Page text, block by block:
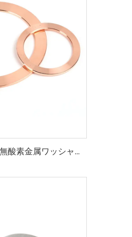
OFC銅シール 超高真空用無酸素金属ワッシャー継手 CF16-CF350 フランジ ウェッジ真鍮 結合タイプ 平面